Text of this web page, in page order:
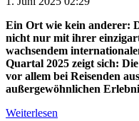
Ein Ort wie kein anderer:
nicht nur mit ihrer
wachsendem
Quartal 2025 zeigt sich:
vor allem bei Reisenden
außergewöhnlichen
Weiterlesen